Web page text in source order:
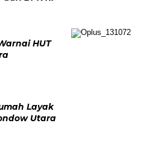
HUT
Layak
Utara